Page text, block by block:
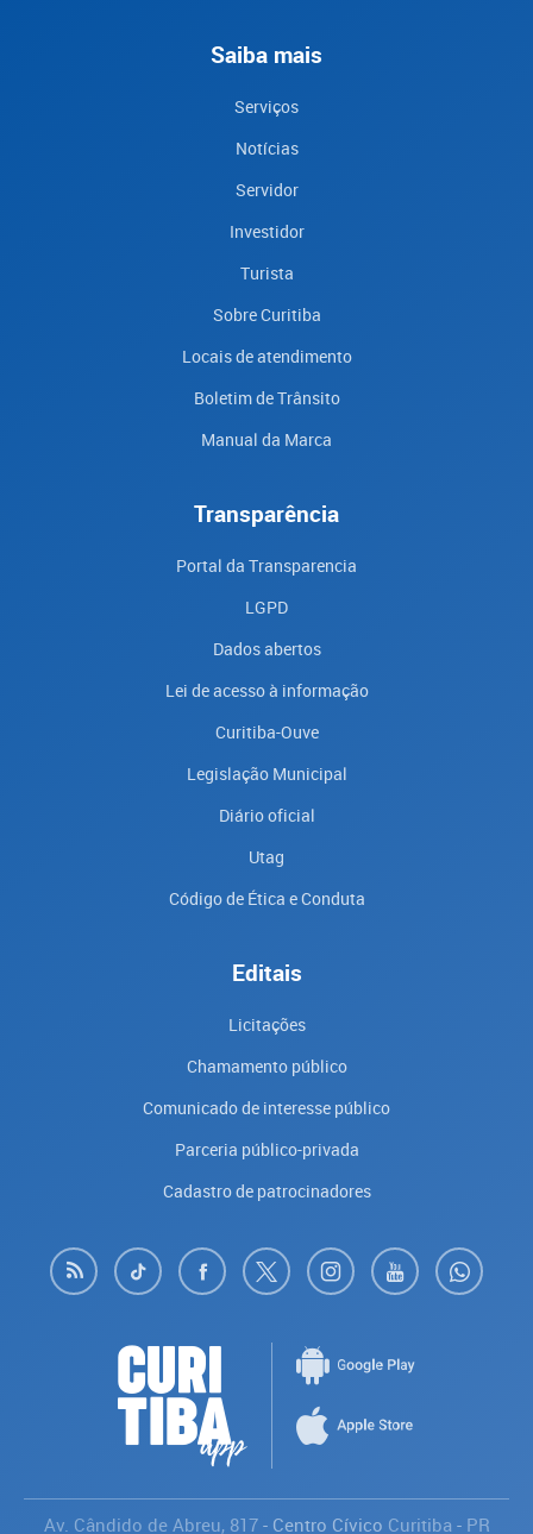
Saiba mais
Serviços
Notícias
Servidor
Investidor
Turista
Sobre Curitiba
Locais de atendimento
Boletim de Trânsito
Manual da Marca
Transparência
Portal da Transparencia
LGPD
Dados abertos
Lei de acesso à informação
Curitiba-Ouve
Legislação Municipal
Diário oficial
Utag
Código de Ética e Conduta
Editais
Licitações
Chamamento público
Comunicado de interesse público
Parceria público-privada
Cadastro de patrocinadores
Av. Cândido de Abreu, 817- Centro Cívico Curitiba- PR